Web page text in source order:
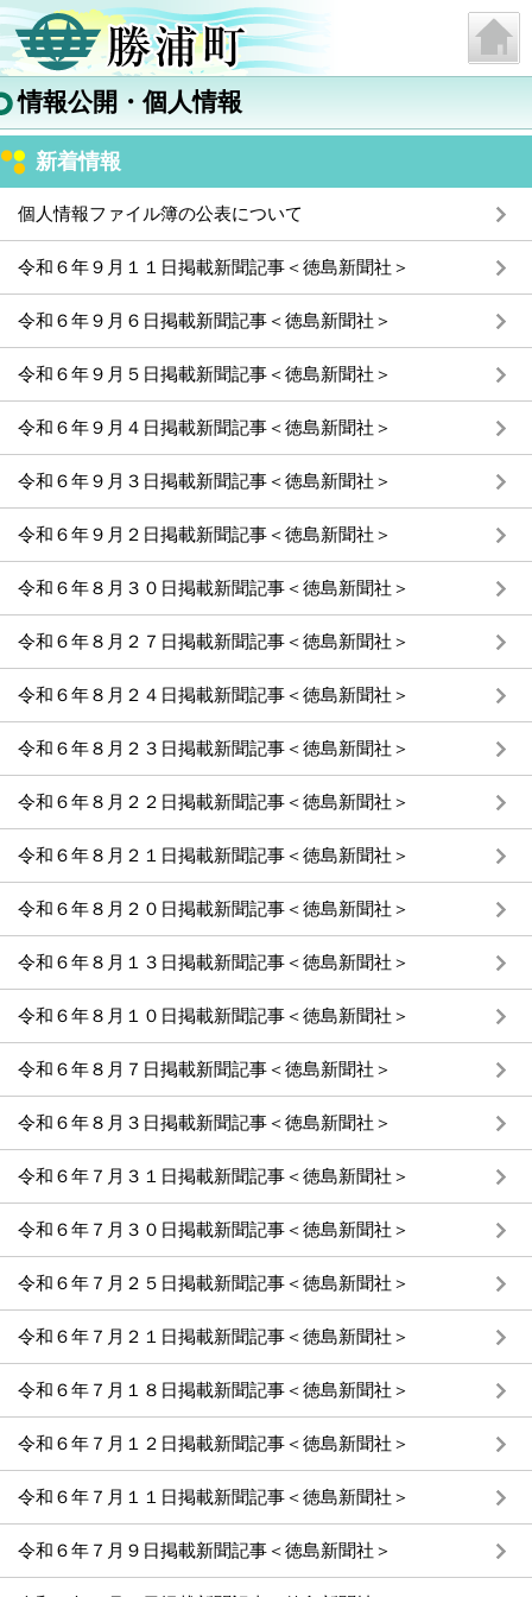
情報公開・個人情報
新着情報
個人情報ファイル簿の公表について
令和６年９月１１日掲載新聞記事＜徳島新聞社＞
令和６年９月６日掲載新聞記事＜徳島新聞社＞
令和６年９月５日掲載新聞記事＜徳島新聞社＞
令和６年９月４日掲載新聞記事＜徳島新聞社＞
令和６年９月３日掲載新聞記事＜徳島新聞社＞
令和６年９月２日掲載新聞記事＜徳島新聞社＞
令和６年８月３０日掲載新聞記事＜徳島新聞社＞
令和６年８月２７日掲載新聞記事＜徳島新聞社＞
令和６年８月２４日掲載新聞記事＜徳島新聞社＞
令和６年８月２３日掲載新聞記事＜徳島新聞社＞
令和６年８月２２日掲載新聞記事＜徳島新聞社＞
令和６年８月２１日掲載新聞記事＜徳島新聞社＞
令和６年８月２０日掲載新聞記事＜徳島新聞社＞
令和６年８月１３日掲載新聞記事＜徳島新聞社＞
令和６年８月１０日掲載新聞記事＜徳島新聞社＞
令和６年８月７日掲載新聞記事＜徳島新聞社＞
令和６年８月３日掲載新聞記事＜徳島新聞社＞
令和６年７月３１日掲載新聞記事＜徳島新聞社＞
令和６年７月３０日掲載新聞記事＜徳島新聞社＞
令和６年７月２５日掲載新聞記事＜徳島新聞社＞
令和６年７月２１日掲載新聞記事＜徳島新聞社＞
令和６年７月１８日掲載新聞記事＜徳島新聞社＞
令和６年７月１２日掲載新聞記事＜徳島新聞社＞
令和６年７月１１日掲載新聞記事＜徳島新聞社＞
令和６年７月９日掲載新聞記事＜徳島新聞社＞